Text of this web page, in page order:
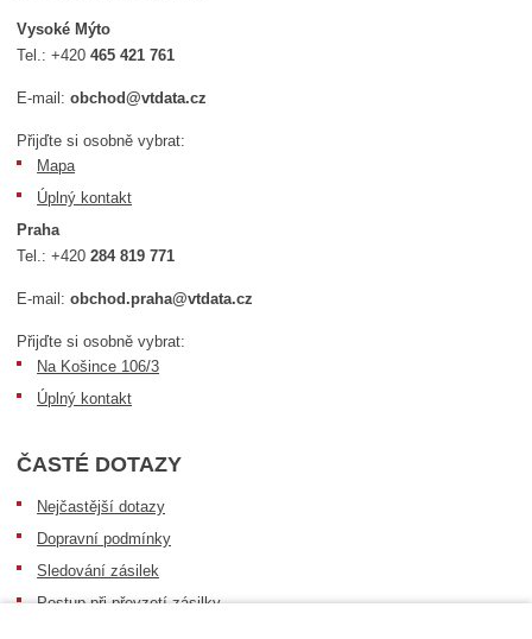
Vysoké Mýto
Tel.:+420465 421 761
E-mail:obchod@vtdata.cz
Přijďte si osobně vybrat:
Mapa
Úplný kontakt
Praha
Tel.:+420284 819 771
E-mail:obchod.praha@vtdata.cz
Přijďte si osobně vybrat:
Na Košince 106/3
Úplný kontakt
ČASTÉ DOTAZY
Nejčastější dotazy
Dopravní podmínky
Sledování zásilek
Postup při převzetí zásilky